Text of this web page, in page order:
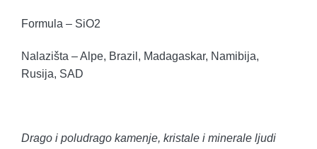
Formula – SiO2
Nalazišta – Alpe, Brazil, Madagaskar, Namibija,
Rusija, SAD
Drago i poludrago kamenje, kristale i minerale ljudi